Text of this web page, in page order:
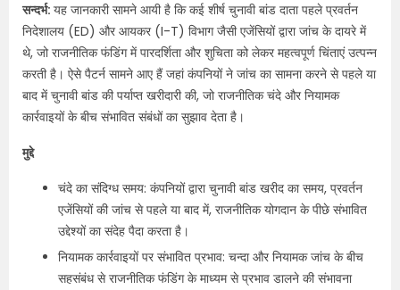
सन्दर्भ: यह जानकारी सामने आयी है कि कई शीर्ष चुनावी बांड दाता पहले प्रवर्तन
निदेशालय (ED) और आयकर (I-T) विभाग जैसी एजेंसियों द्वारा जांच के दायरे में
थे, जो राजनीतिक फंडिंग में पारदर्शिता और शुचिता को लेकर महत्वपूर्ण चिंताएं उत्पन्न
करती है। ऐसे पैटर्न सामने आए हैं जहां कंपनियों ने जांच का सामना करने से पहले या
बाद में चुनावी बांड की पर्याप्त खरीदारी की, जो राजनीतिक चंदे और नियामक
कार्रवाइयों के बीच संभावित संबंधों का सुझाव देता है।
मुद्दे
चंदे का संदिग्ध समय: कंपनियों द्वारा चुनावी बांड खरीद का समय, प्रवर्तन
एजेंसियों की जांच से पहले या बाद में, राजनीतिक योगदान के पीछे संभावित
उद्देश्यों का संदेह पैदा करता है।
नियामक कार्रवाइयों पर संभावित प्रभाव: चन्दा और नियामक जांच के बीच
सहसंबंध से राजनीतिक फंडिंग के माध्यम से प्रभाव डालने की संभावना